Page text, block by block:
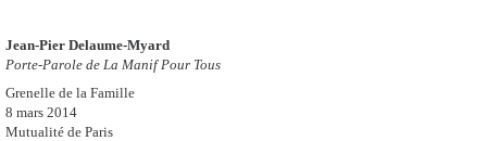
Jean-Pier Delaume-Myard
Porte-Parole de La Manif Pour Tous
Grenelle de la Famille
8 mars 2014
Mutualité de Paris